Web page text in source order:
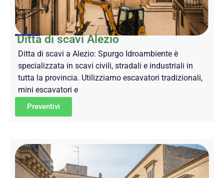
Ditta di scavi Alezio
Ditta di scavi a Alezio: Spurgo Idroambiente è
specializzata in scavi civili, stradali e industriali in
tutta la provincia. Utilizziamo escavatori tradizionali,
mini escavatori e
Preventivi